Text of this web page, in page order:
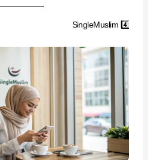
4️⃣ SingleMuslim